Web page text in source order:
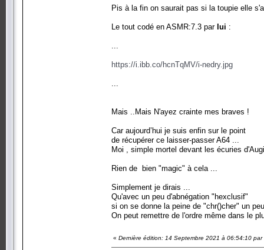
Pis à la fin on saurait pas si la toupie elle
Le tout codé en ASMR:7.3 par lui :
https://i.ibb.co/hcnTqMV/i-nedry.jpg
Mais ..Mais N'ayez crainte mes braves !
Car aujourd’hui je suis enfin sur le point
de récupérer ce laisser-passer A64 ...
Moi , simple mortel devant les écuries
Rien de bien "magic" à cela ...
Simplement je dirais ...
Qu'avec un peu d'abnégation "hexclusif"
si on se donne la peine de "chr()cher" un
On peut remettre de l'ordre même dans le
« Dernière édition: 14 Septembre 2021 à 06:54:10 par